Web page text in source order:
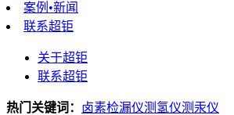
案例•新闻
联系超钜
关于超钜
联系超钜
热门关键词： 卤素检漏仪测氢仪测汞仪